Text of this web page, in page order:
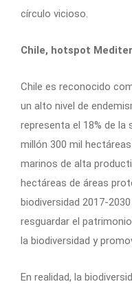
círculo vicioso.
Chile, hotspot
Chile es reconocido
un alto nivel de
representa el 18% de
millón 300 mil
marinos de alta
hectáreas de áreas
biodiversidad 2017-
resguardar el
la biodiversidad y
En realidad, la